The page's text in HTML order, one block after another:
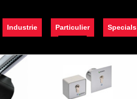
Industrie Particulier Specials